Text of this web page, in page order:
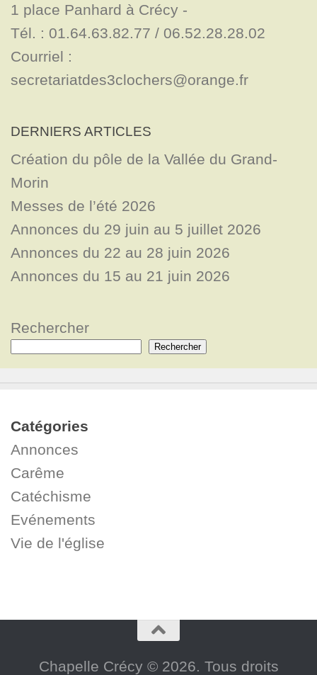
1 place Panhard à Crécy -
Tél. : 01.64.63.82.77 / 06.52.28.28.02
Courriel :
secretariatdes3clochers@orange.fr
DERNIERS ARTICLES
Création du pôle de la Vallée du Grand-
Morin
Messes de l’été 2026
Annonces du 29 juin au 5 juillet 2026
Annonces du 22 au 28 juin 2026
Annonces du 15 au 21 juin 2026
Rechercher
Rechercher
Catégories
Annonces
Carême
Catéchisme
Evénements
Vie de l'église
Chapelle Crécy © 2026. Tous droits